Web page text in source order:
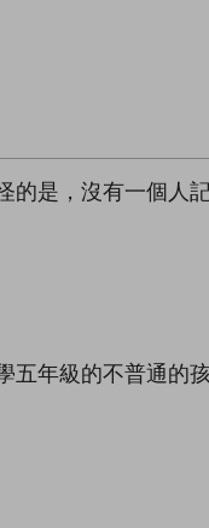
的是，沒有一個人
五年級的不普通的